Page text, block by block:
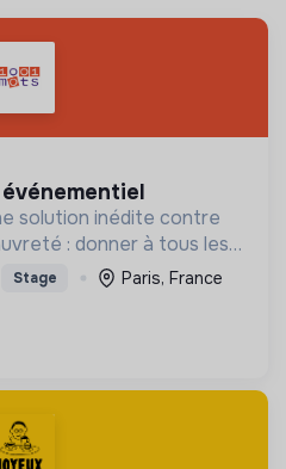
solution inédite contre
: donner à tous les
mots nécessaires pour
Stage
Paris, France